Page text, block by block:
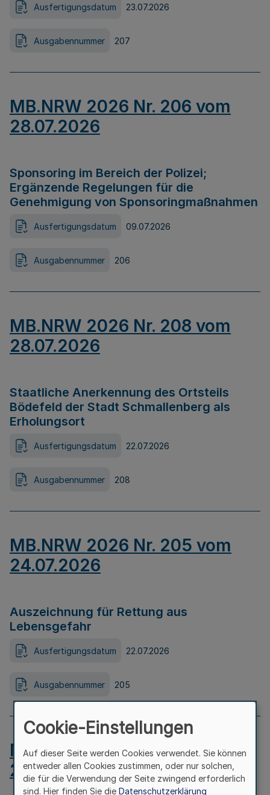
Ausfertigungsdatum 23.07.2026
Ausgabennummer 207
MB.NRW 2026 Nr. 206 vom
28.07.2026
Sponsoring im Bereich der Polizei;
Ergänzende Regelungen für die
Genehmigung von Sponsoringmaßnahmen
Ausfertigungsdatum 09.07.2026
Ausgabennummer 206
MB.NRW 2026 Nr. 208 vom
28.07.2026
Staatliche Anerkennung des Ortsteils
Bödefeld der Stadt Schmallenberg als
Erholungsort
Ausfertigungsdatum 22.07.2026
Ausgabennummer 208
MB.NRW 2026 Nr. 205 vom
24.07.2026
Auszeichnung für Rettung aus
Lebensgefahr
Ausfertigungsdatum 22.07.2026
Ausgabennummer 205
MB.NRW 2026 Nr. 204 vom
24.07.2026
Cookie-Einstellungen
Auf dieser Seite werden Cookies verwendet. Sie können
entweder allen Cookies zustimmen, oder nur solchen,
die für die Verwendung der Seite zwingend erforderlich
sind. Hier finden Sie die Datenschutzerklärung